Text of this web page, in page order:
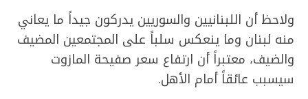
ولاحظ أن اللبنانيين والسوريين يدركون جيداً ما يعاني
منه لبنان وما ينعكس سلباً على المجتمعين المضيف
والضيف، معتبراً أن ارتفاع سعر صفيحة المازوت
سيسبب عائقاً أمام الأهل.